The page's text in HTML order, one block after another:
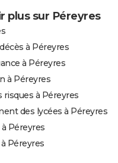
plus sur Péreyres
à Péreyres
à Péreyres
à Péreyres
risques à Péreyres
des lycées à Péreyres
à Péreyres
Péreyres